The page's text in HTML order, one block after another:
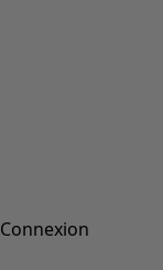
Connexion